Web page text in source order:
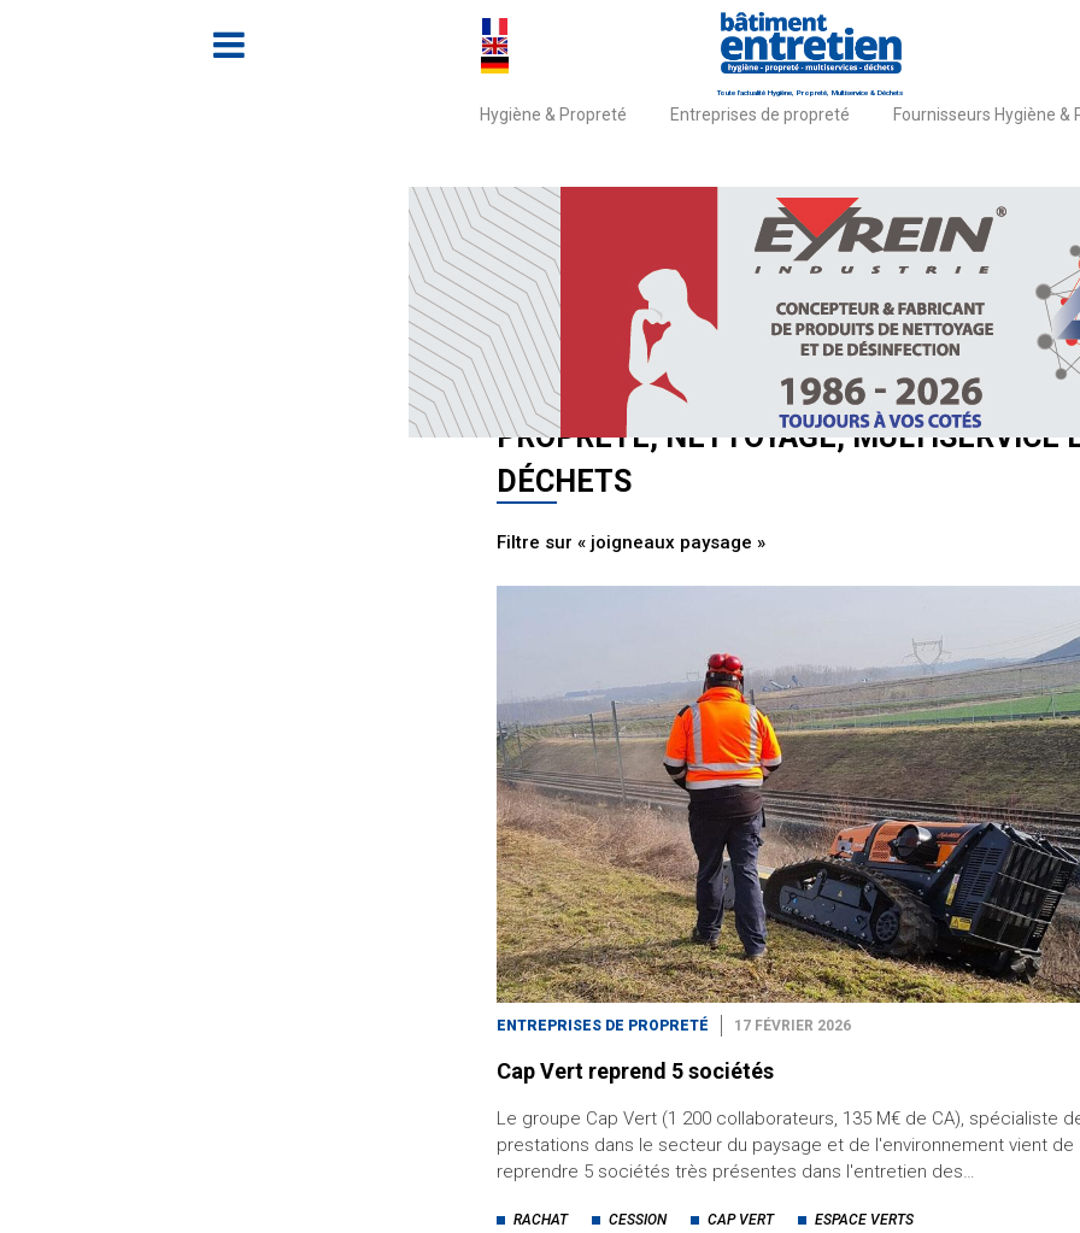
Toute l'actualité Hygiène, Propreté, Multiservice & Déchets
Hygiène & Propreté Entreprises de propreté Fournisseurs Hygiène &
Accueil Actualités
TOUTES LES ACTUALITÉS HYGIÈNE,
PROPRETÉ, NETTOYAGE, MULTISERVICE
DÉCHETS
Filtre sur « joigneaux paysage »
ENTREPRISES DE PROPRETÉ 17 FÉVRIER 2026
Cap Vert reprend 5 sociétés
Le groupe Cap Vert (1 200 collaborateurs, 135 M€ de CA), spécialiste
prestations dans le secteur du paysage et de l'environnement vient de
reprendre 5 sociétés très présentes dans l'entretien des…
RACHAT CESSION CAP VERT ESPACE VERTS